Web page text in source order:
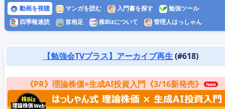
動画を視聴
マンガを読む 入門書を探す
勉強ツール
四季報速読
首相足 株Bizについて 管理人はっしゃん
【勉強会TVプラス】アーカイブ再生(#618)
《PR》理論株価×生成AI投資入門《3/16新発売》